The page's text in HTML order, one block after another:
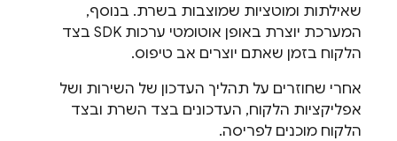
שאילתות ומוטציות שמוצבות בשרת. בנוסף,
המערכת יוצרת באופן אוטומטי ערכות SDK בצד
הלקוח בזמן שאתם יוצרים אב טיפוס.
אחרי שחוזרים על תהליך העדכון של השירות ושל
אפליקציות הלקוח, העדכונים בצד השרת ובצד
הלקוח מוכנים לפריסה.